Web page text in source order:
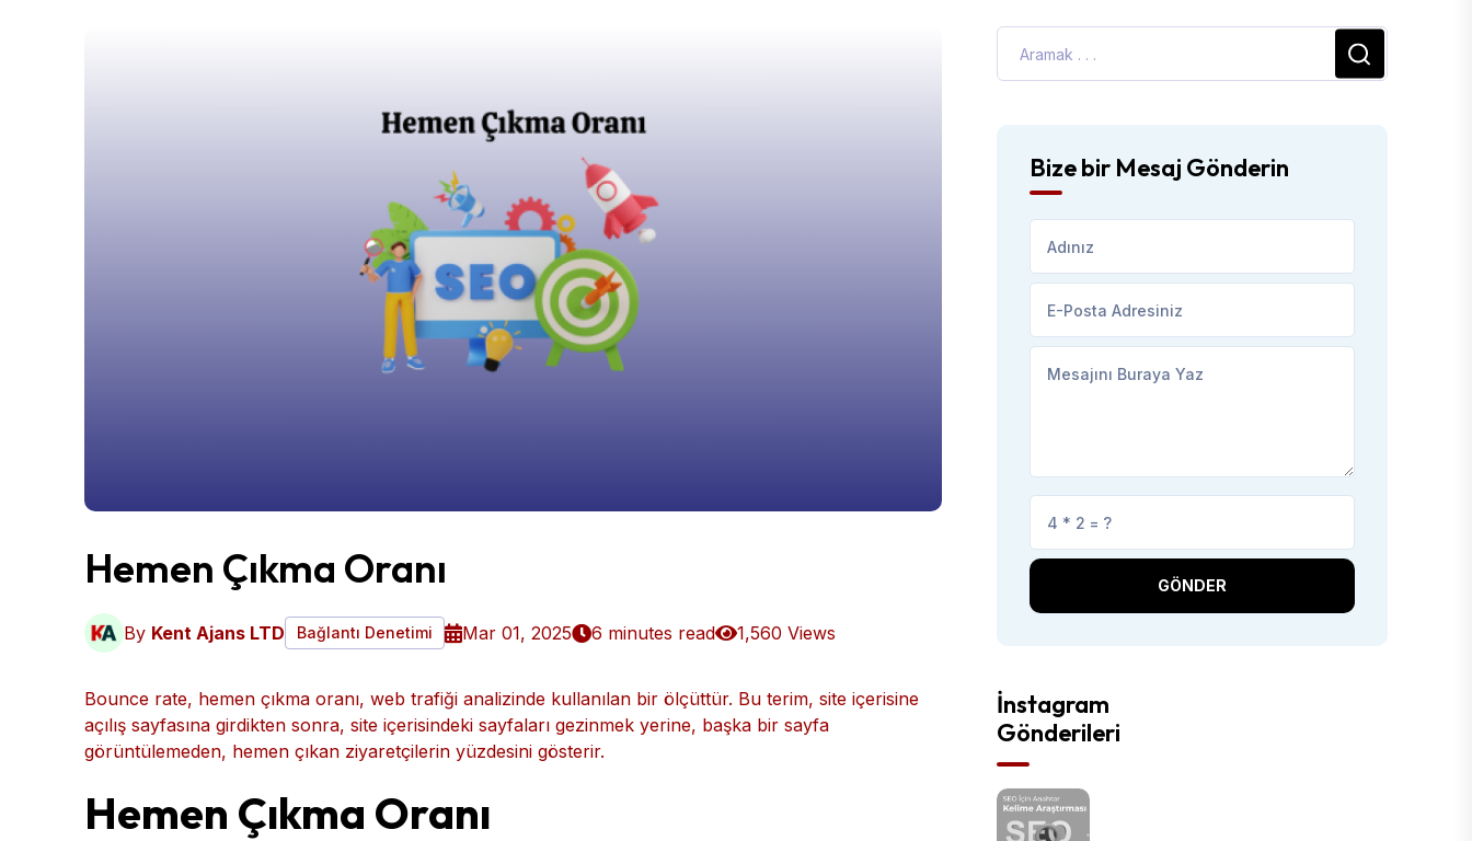
Hemen Çıkma Oranı
By Kent Ajans LTD Bağlantı Denetimi Mar 01, 2025 6 minutes read 1,560 Views
Bounce rate, hemen çıkma oranı, web trafiği analizinde kullanılan bir ölçüttür. Bu terim, site içerisine
açılış sayfasına girdikten sonra, site içerisindeki sayfaları gezinmek yerine, başka bir sayfa
görüntülemeden, hemen çıkan ziyaretçilerin yüzdesini gösterir.
Hemen Çıkma Oranı
Bize bir Mesaj Gönderin
GÖNDER
İnstagram
Gönderileri